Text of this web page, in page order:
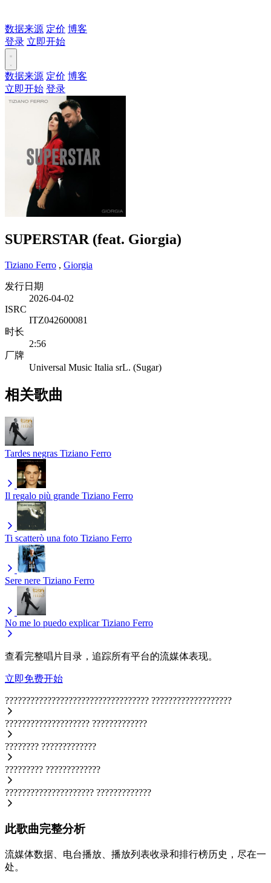
数据来源 定价 博客
登录 立即开始
数据来源 定价 博客
立即开始 登录
SUPERSTAR (feat. Giorgia)
Tiziano Ferro , Giorgia
发行日期
2026-04-02
ISRC
ITZ042600081
时长
2:56
厂牌
Universal Music Italia srL. (Sugar)
相关歌曲
Tardes negras Tiziano Ferro
Il regalo più grande Tiziano Ferro
Ti scatterò una foto Tiziano Ferro
Sere nere Tiziano Ferro
No me lo puedo explicar Tiziano Ferro
查看完整唱片目录，追踪所有平台的流媒体表现。
立即免费开始
?????????????????????????????????? ???????????????????
???????????????????? ?????????????
???????? ?????????????
????????? ?????????????
????????????????????? ?????????????
此歌曲完整分析
流媒体数据、电台播放、播放列表收录和排行榜历史，尽在一
处。